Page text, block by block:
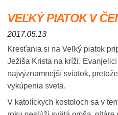
VEĽKÝ PIATOK V
2017.05.13
Kresťania si na Veľký piatok
Ježiša Krista na kríži.
najvýznamnejší sviatok,
vykúpenia sveta.
V katolíckych kostoloch sa v